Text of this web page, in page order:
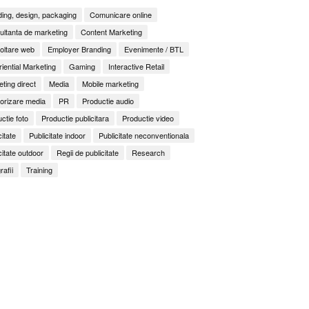
design, packaging
Comunicare online
de marketing
Content Marketing
web
Employer Branding
Evenimente / BTL
Marketing
Gaming
Interactive Retail
direct
Media
Mobile marketing
media
PR
Productie audio
foto
Productie publicitara
Productie video
Publicitate indoor
Publicitate neconventionala
outdoor
Regii de publicitate
Research
Training